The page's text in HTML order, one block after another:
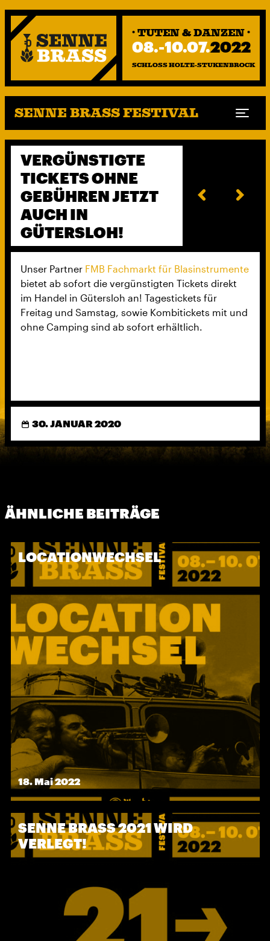
· TUTEN & DANZEN ·
08.-10.07.2022
SCHLOSS HOLTE-STUKENBROCK
SENNE BRASS FESTIVAL
VERGÜNSTIGTE
TICKETS OHNE
GEBÜHREN JETZT
AUCH IN
GÜTERSLOH!
Unser Partner FMB Fachmarkt für Blasinstrumente
bietet ab sofort die vergünstigten Tickets direkt
im Handel in Gütersloh an! Tagestickets für
Freitag und Samstag, sowie Kombitickets mit und
ohne Camping sind ab sofort erhältlich.
30. JANUAR 2020
ÄHNLICHE BEITRÄGE
LOCATIONWECHSEL
18. Mai 2022
SENNE BRASS 2021 WIRD
VERLEGT!